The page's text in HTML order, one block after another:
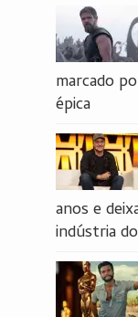
marcado
épica
anos e
indústria